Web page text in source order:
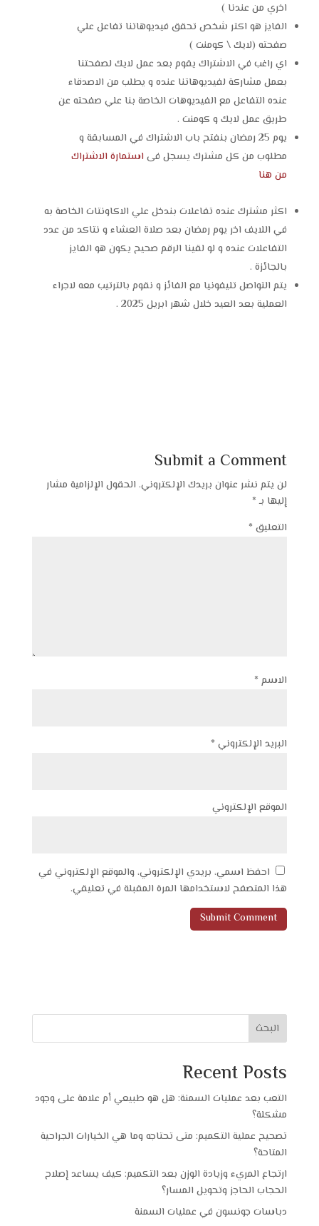
اخري من عندنا )
الفايز هو اكتر شخص تحقق فيديوهاتنا تفاعل علي
صفحته (لايك \ كومنت )
اي راغب في الاشتراك يقوم بعد عمل لايك لصفحتنا
بعمل مشاركة لفيديوهاتنا عنده و يطلب من الاصدقاء
عنده التفاعل مع الفيديوهات الخاصة بنا علي صفحته عن
طريق عمل لايك و كومنت .
يوم 25 رمضان بنفتح باب الاشتراك في المسابقة و
مطلوب من كل مشترك يسجل فى استمارة الاشتراك
من هنا
اكثر مشترك عنده تفاعلات بندخل علي الاكاونتات الخاصة به
في اللايف اخر يوم رمضان بعد صلاة العشاء و نتاكد من عدد
التفاعلات عنده و لو لقينا الرقم صحيح يكون هو الفايز
بالجائزة .
يتم التواصل تليفونيا مع الفائز و نقوم بالترتيب معه لاجراء
العملية بعد العيد خلال شهر ابريل 2025 .
Submit a Comment
لن يتم نشر عنوان بريدك الإلكتروني. الحقول الإلزامية مشار
إليها بـ*
التعليق *
الاسم *
البريد الإلكتروني *
الموقع الإلكتروني
احفظ اسمي، بريدي الإلكتروني، والموقع الإلكتروني في
هذا المتصفح لاستخدامها المرة المقبلة في تعليقي.
البحث
Recent Posts
التعب بعد عمليات السمنة: هل هو طبيعي أم علامة على وجود
مشكلة؟
تصحيح عملية التكميم: متى تحتاجه وما هي الخيارات الجراحية
المتاحة؟
ارتجاع المريء وزيادة الوزن بعد التكميم: كيف يساعد إصلاح
الحجاب الحاجز وتحويل المسار؟
دباسات جونسون في عمليات السمنة